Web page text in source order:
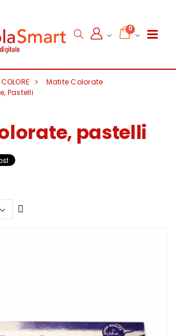
0
COLORE
Matite Colorate
Pastelli
pastelli